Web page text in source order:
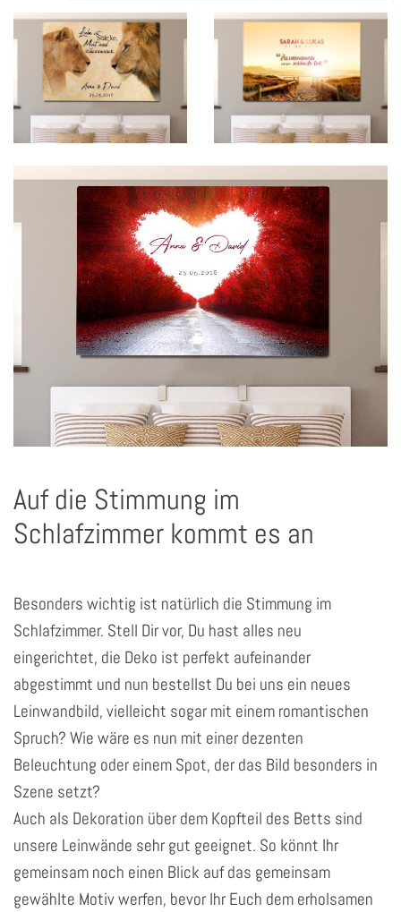
Auf die Stimmung im
Schlafzimmer kommt es an
Besonders wichtig ist natürlich die Stimmung im
Schlafzimmer. Stell Dir vor, Du hast alles neu
eingerichtet, die Deko ist perfekt aufeinander
abgestimmt und nun bestellst Du bei uns ein neues
Leinwandbild, vielleicht sogar mit einem romantischen
Spruch? Wie wäre es nun mit einer dezenten
Beleuchtung oder einem Spot, der das Bild besonders in
Szene setzt?
Auch als Dekoration über dem Kopfteil des Betts sind
unsere Leinwände sehr gut geeignet. So könnt Ihr
gemeinsam noch einen Blick auf das gemeinsam
gewählte Motiv werfen, bevor Ihr Euch dem erholsamen